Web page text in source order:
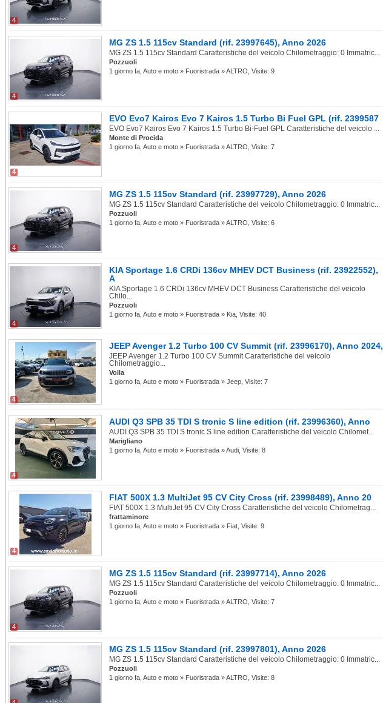
4
4
MG ZS 1.5 115cv Standard (rif. 23997645), Anno 2026
MG ZS 1.5 115cv Standard Caratteristiche del veicolo Chilometraggio: 0 Immatric...
Pozzuoli
1 giorno fa, Auto e moto » Fuoristrada » ALTRO, Visite: 9
4
EVO Evo7 Kairos Evo 7 Kairos 1.5 Turbo Bi Fuel GPL (rif. 2399587
EVO Evo7 Kairos Evo 7 Kairos 1.5 Turbo Bi-Fuel GPL Caratteristiche del veicolo ...
Monte di Procida
1 giorno fa, Auto e moto » Fuoristrada » ALTRO, Visite: 7
4
MG ZS 1.5 115cv Standard (rif. 23997729), Anno 2026
MG ZS 1.5 115cv Standard Caratteristiche del veicolo Chilometraggio: 0 Immatric...
Pozzuoli
1 giorno fa, Auto e moto » Fuoristrada » ALTRO, Visite: 6
4
KIA Sportage 1.6 CRDi 136cv MHEV DCT Business (rif. 23922552),
A
KIA Sportage 1.6 CRDi 136cv MHEV DCT Business Caratteristiche del veicolo
Chilo...
Pozzuoli
1 giorno fa, Auto e moto » Fuoristrada » Kia, Visite: 40
4
JEEP Avenger 1.2 Turbo 100 CV Summit (rif. 23996170), Anno 2024,
JEEP Avenger 1.2 Turbo 100 CV Summit Caratteristiche del veicolo
Chilometraggio...
Volla
1 giorno fa, Auto e moto » Fuoristrada » Jeep, Visite: 7
4
AUDI Q3 SPB 35 TDI S tronic S line edition (rif. 23996360), Anno
AUDI Q3 SPB 35 TDI S tronic S line edition Caratteristiche del veicolo Chilomet...
Marigliano
1 giorno fa, Auto e moto » Fuoristrada » Audi, Visite: 8
4
FIAT 500X 1.3 MultiJet 95 CV City Cross (rif. 23998489), Anno 20
FIAT 500X 1.3 MultiJet 95 CV City Cross Caratteristiche del veicolo Chilometrag...
frattaminore
1 giorno fa, Auto e moto » Fuoristrada » Fiat, Visite: 9
4
MG ZS 1.5 115cv Standard (rif. 23997714), Anno 2026
MG ZS 1.5 115cv Standard Caratteristiche del veicolo Chilometraggio: 0 Immatric...
Pozzuoli
1 giorno fa, Auto e moto » Fuoristrada » ALTRO, Visite: 7
MG ZS 1.5 115cv Standard (rif. 23997801), Anno 2026
MG ZS 1.5 115cv Standard Caratteristiche del veicolo Chilometraggio: 0 Immatric...
Pozzuoli
1 giorno fa, Auto e moto » Fuoristrada » ALTRO, Visite: 8